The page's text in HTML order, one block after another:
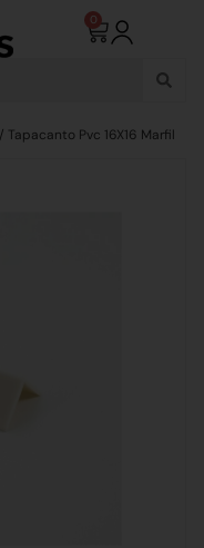
0
/ Tapacanto Pvc 16X16 Marfil